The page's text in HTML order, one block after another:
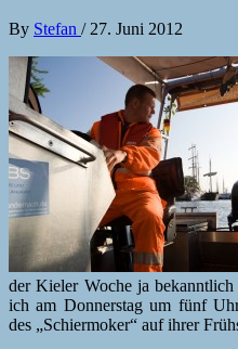
By Stefan / 27. Juni 2012
der Kieler Woche ja
ich am Donnerstag um fünf
des „Schiermoker“ auf ihrer